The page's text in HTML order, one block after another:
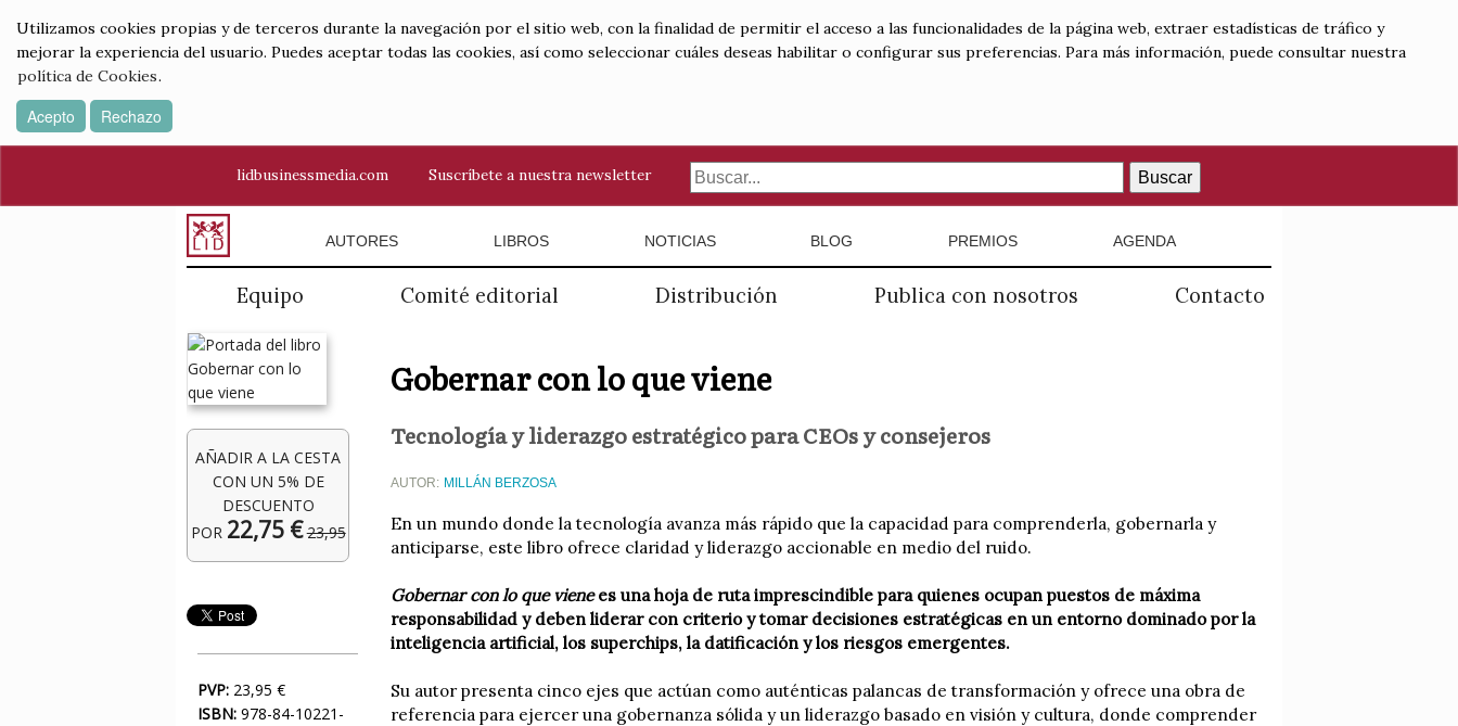
Utilizamos cookies propias y de terceros durante la navegación por el sitio web, con la finalidad de permitir el acceso a las funcionalidades de la página web, extraer estadísticas de tráfico y
mejorar la experiencia del usuario. Puedes aceptar todas las cookies, así como seleccionar cuáles deseas habilitar o configurar sus preferencias. Para más información, puede consultar nuestra
política de Cookies.
Acepto Rechazo
lidbusinessmedia.com Suscríbete a nuestra newsletter Buscar
AUTORES LIBROS NOTICIAS BLOG PREMIOS AGENDA
Equipo Comité editorial Distribución Publica con nosotros Contacto
AÑADIR A LA CESTA
CON UN 5% DE
DESCUENTO
POR 22,75 € 23,95
PVP: 23,95 €
ISBN: 978-84-10221-
Gobernar con lo que viene
Tecnología y liderazgo estratégico para CEOs y consejeros
AUTOR: MILLÁN BERZOSA
En un mundo donde la tecnología avanza más rápido que la capacidad para comprenderla, gobernarla y
anticiparse, este libro ofrece claridad y liderazgo accionable en medio del ruido.
Gobernar con lo que vienees una hoja de ruta imprescindible para quienes ocupan puestos de máxima
responsabilidad y deben liderar con criterio y tomar decisiones estratégicas en un entorno dominado por la
inteligencia artificial, los superchips, la datificación y los riesgos emergentes.
Su autor presenta cinco ejes que actúan como auténticas palancas de transformación y ofrece una obra de
referencia para ejercer una gobernanza sólida y un liderazgo basado en visión y cultura, donde comprender